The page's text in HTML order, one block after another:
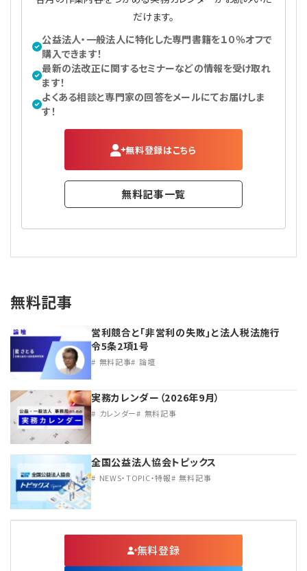
だけます。
公益法人・一般法人に特化した専門書籍を１０％オフで
購入できます！
最新の法改正に関するセミナーなどの情報を受け取れ
ます！
よくある相談と専門家の回答をメールにてお届けしま
す！
無料登録はこちら
無料記事一覧
無料記事
営利競合と｢非営利の失敗｣と法人税法施行
令5条2項1号
無料記事 論壇
実務カレンダー（2026年9月）
カレンダー 無料記事
全国公益法人協会トピックス
NEWS・TOPIC・特報 無料記事
無料登録